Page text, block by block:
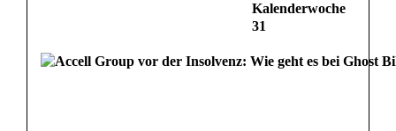
Kalenderwoche
31